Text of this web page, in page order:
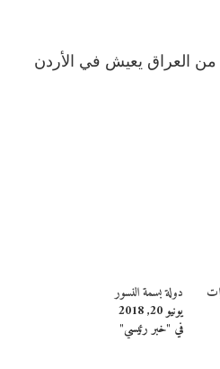
العراق يعيش في الأردن
دولة بسمة النسور
يونيو 20, 2018
في "خبر رئيسي"